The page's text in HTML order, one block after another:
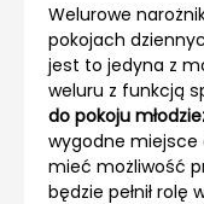
Welurowe
pokojach
jest to jedyna z
weluru z funkcją
do pokoju
wygodne miejsce
mieć możliwość
będzie pełnił